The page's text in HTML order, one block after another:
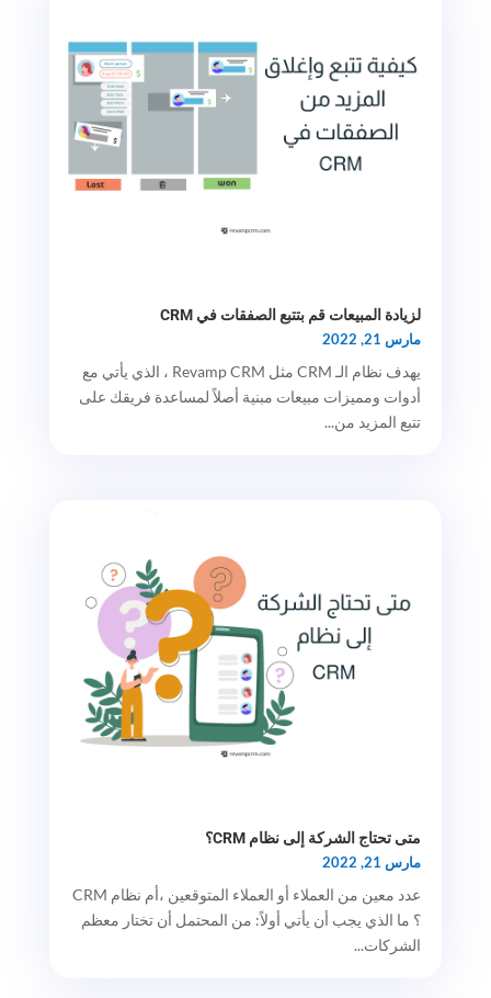
لزيادة المبيعات قم بتتبع الصفقات في CRM
مارس 21, 2022
يهدف نظام الـ CRM مثل Revamp CRM ، الذي يأتي مع
أدوات ومميزات مبيعات مبنية أصلاً لمساعدة فريقك على
تتبع المزيد من...
متى تحتاج الشركة إلى نظام CRM؟
مارس 21, 2022
عدد معين من العملاء أو العملاء المتوقعين ،أم نظام CRM
؟ ما الذي يجب أن يأتي أولاً: من المحتمل أن تختار معظم
الشركات...